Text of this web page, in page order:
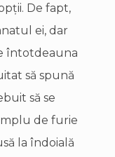
De fapt,
ei, dar
întotdeauna
să spună
să se
de furie
la îndoială